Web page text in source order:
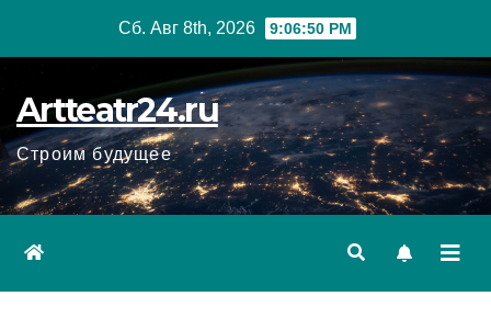
Сб. Авг 8th, 2026 9:06:52 PM
Artteatr24.ru
Строим будущее